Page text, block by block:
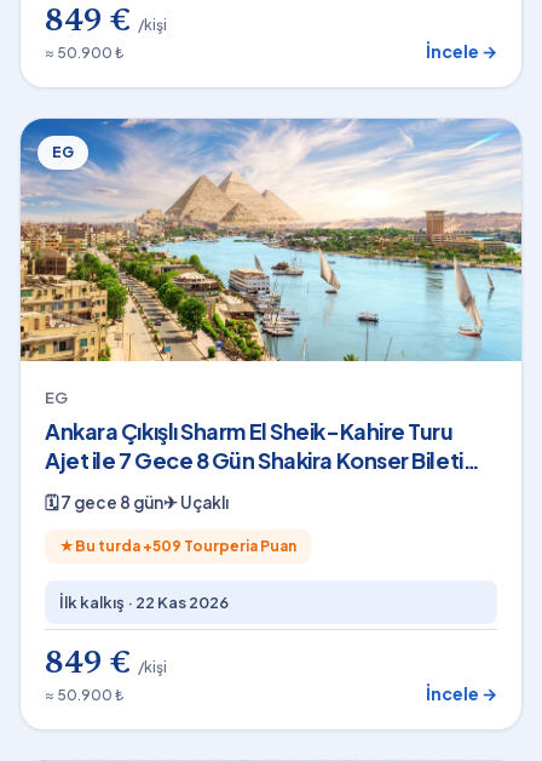
849 € /kişi
≈ 50.900 ₺
İncele →
EG
EG
Ankara Çıkışlı Sharm El Sheik-Kahire Turu
Ajet ile 7 Gece 8 Gün Shakira Konser Bileti
Dahil
🗓7 gece 8 gün✈Uçaklı
★ Bu turda +509 Tourperia Puan
İlk kalkış · 22 Kas 2026
849 € /kişi
≈ 50.900 ₺
İncele →